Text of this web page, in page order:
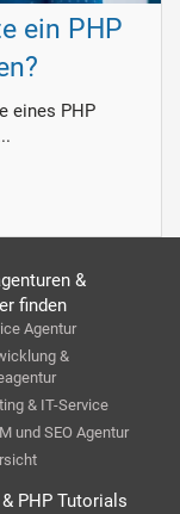
ein PHP
eines PHP
&
finden
Agentur
&
& IT-Service
und SEO Agentur
PHP Tutorials